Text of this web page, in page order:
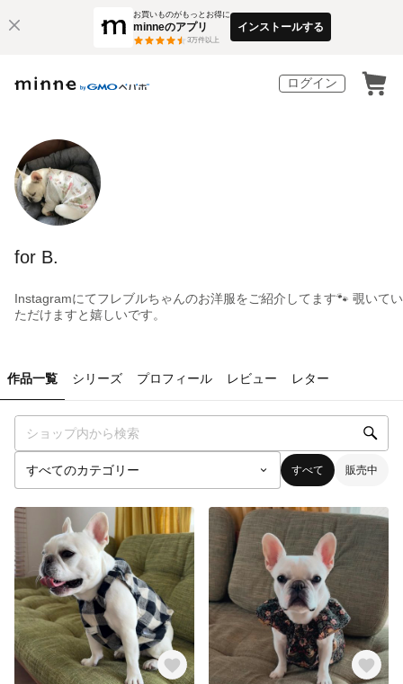
お買いものがもっとお得に
minneのアプリ
3万件以上
インストールする
ログイン
for B.
Instagramにてフレブルちゃんのお洋服をご紹介してます🐾 覗いてい
ただけますと嬉しいです。
作品一覧 シリーズ プロフィール レビュー レター
すべて 販売中